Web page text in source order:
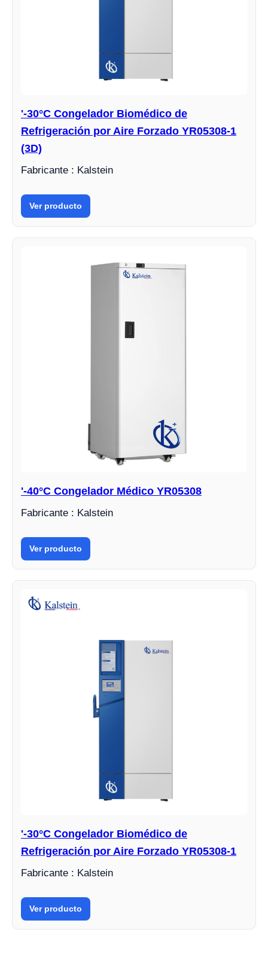
'-30°C Congelador Biomédico de
Refrigeración por Aire Forzado YR05308-1
(3D)
Fabricante : Kalstein
Ver producto
'-40°C Congelador Médico YR05308
Fabricante : Kalstein
Ver producto
'-30°C Congelador Biomédico de
Refrigeración por Aire Forzado YR05308-1
Fabricante : Kalstein
Ver producto